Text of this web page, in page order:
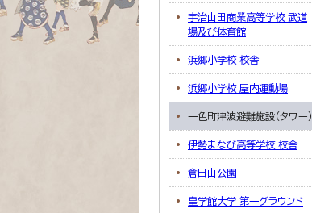
宇治山田商業高等学校 武道
場及び体育館
浜郷小学校 校舎
浜郷小学校 屋内運動場
一色町津波避難施設（タワー）
伊勢まなび高等学校 校舎
倉田山公園
皇学館大学 第一グラウンド